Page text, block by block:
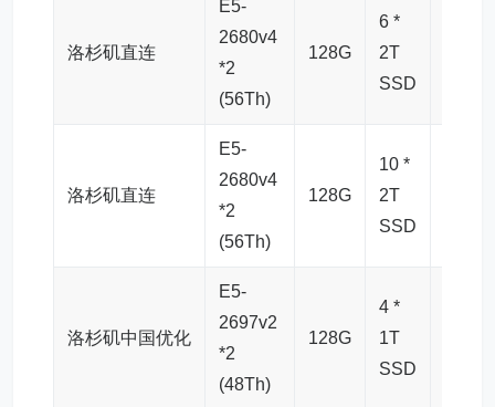
洛杉矶直连
E5-
2680v4
*2
(56Th)
128G
6 *
2T
SSD
洛杉矶直连
E5-
2680v4
*2
(56Th)
128G
10 *
2T
SSD
洛杉矶中国优化
E5-
2697v2
*2
(48Th)
128G
4 *
1T
SSD